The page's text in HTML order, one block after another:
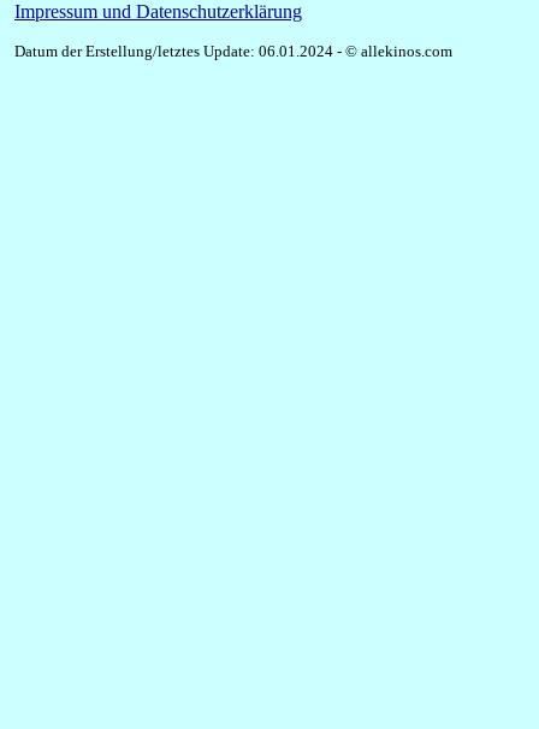
Impressum und Datenschutzerklärung
Datum der Erstellung/letztes Update: 06.01.2024 - © allekinos.com